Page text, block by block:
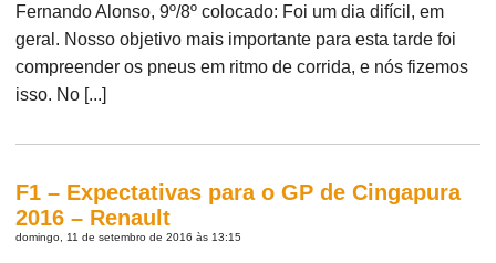
Fernando Alonso, 9º/8º colocado: Foi um dia difícil, em
geral. Nosso objetivo mais importante para esta tarde foi
compreender os pneus em ritmo de corrida, e nós fizemos
isso. No [...]
F1 – Expectativas para o GP de Cingapura
2016 – Renault
domingo, 11 de setembro de 2016 às 13:15